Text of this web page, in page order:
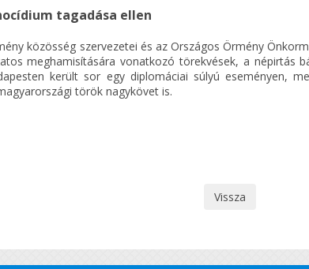
tagadása ellen
közösség szervezetei és az Országos Örmény
meghamisítására vonatkozó törekvések, a népirtás
került sor egy diplomáciai súlyú eseményen,
török nagykövet is.
Vissza